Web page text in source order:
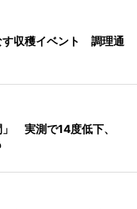
す収穫イベント 調理通
実測で14度低下、